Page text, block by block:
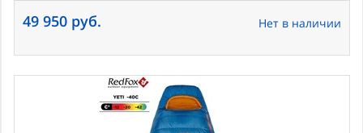
49 950 руб. Нет в наличии